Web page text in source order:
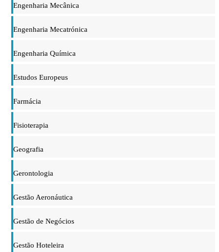
Engenharia Mecânica
Engenharia Mecatrónica
Engenharia Química
Estudos Europeus
Farmácia
Fisioterapia
Geografia
Gerontologia
Gestão Aeronáutica
Gestão de Negócios
Gestão Hoteleira